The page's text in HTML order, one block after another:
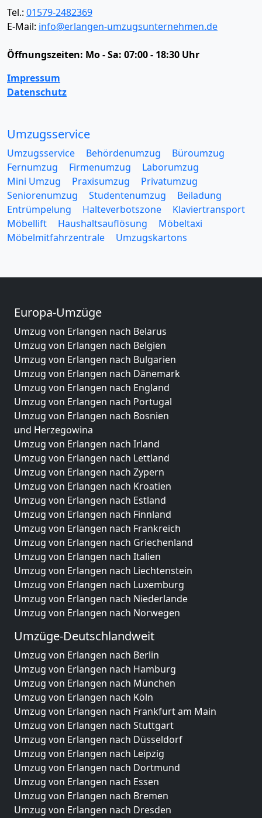
Tel.: 01579-2482369
E-Mail: info@erlangen-umzugsunternehmen.de
Öffnungszeiten: Mo - Sa: 07:00 - 18:30 Uhr
Impressum
Datenschutz
Umzugsservice
Umzugsservice Behördenumzug
Büroumzug
Fernumzug
Firmenumzug
Laborumzug
Mini Umzug
Praxisumzug
Privatumzug
Seniorenumzug
Studentenumzug
Beiladung
Entrümpelung
Halteverbotszone
Klaviertransport
Möbellift
Haushaltsauflösung
Möbeltaxi
Möbelmitfahrzentrale
Umzugskartons
Europa-Umzüge
Umzug von Erlangen nach Belarus
Umzug von Erlangen nach Belgien
Umzug von Erlangen nach Bulgarien
Umzug von Erlangen nach Dänemark
Umzug von Erlangen nach England
Umzug von Erlangen nach Portugal
Umzug von Erlangen nach Bosnien
und Herzegowina
Umzug von Erlangen nach Irland
Umzug von Erlangen nach Lettland
Umzug von Erlangen nach Zypern
Umzug von Erlangen nach Kroatien
Umzug von Erlangen nach Estland
Umzug von Erlangen nach Finnland
Umzug von Erlangen nach Frankreich
Umzug von Erlangen nach Griechenland
Umzug von Erlangen nach Italien
Umzug von Erlangen nach Liechtenstein
Umzug von Erlangen nach Luxemburg
Umzug von Erlangen nach Niederlande
Umzug von Erlangen nach Norwegen
Umzüge-Deutschlandweit
Umzug von Erlangen nach Berlin
Umzug von Erlangen nach Hamburg
Umzug von Erlangen nach München
Umzug von Erlangen nach Köln
Umzug von Erlangen nach Frankfurt am Main
Umzug von Erlangen nach Stuttgart
Umzug von Erlangen nach Düsseldorf
Umzug von Erlangen nach Leipzig
Umzug von Erlangen nach Dortmund
Umzug von Erlangen nach Essen
Umzug von Erlangen nach Bremen
Umzug von Erlangen nach Dresden